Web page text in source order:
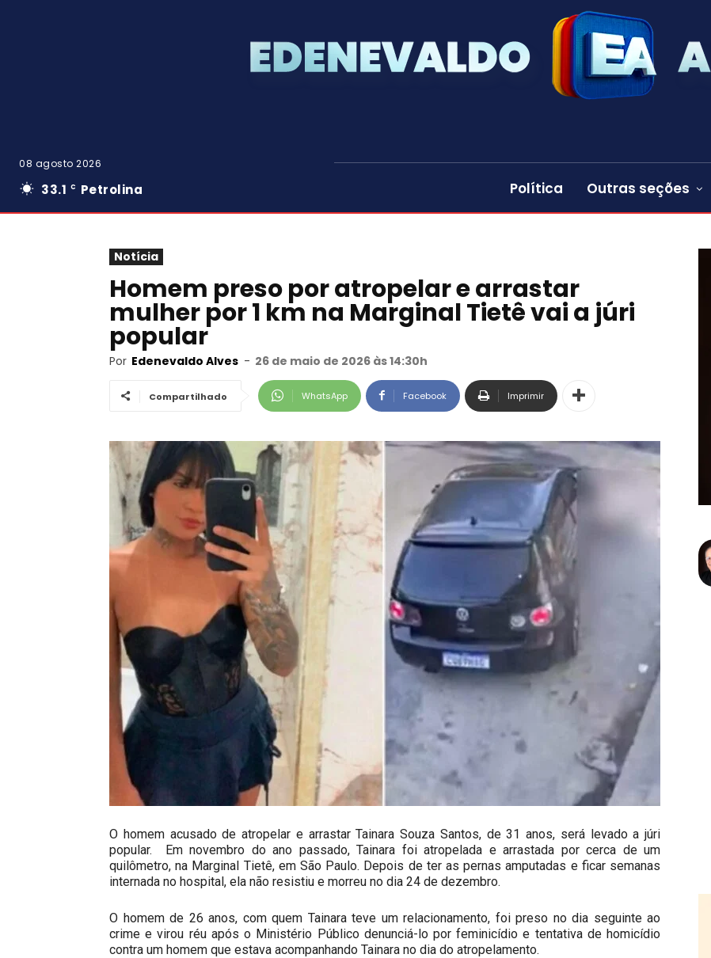
08 agosto 2026
33.1 C Petrolina Política Outras seções
Notícia
Homem preso por atropelar e arrastar
mulher por 1 km na Marginal Tietê vai a júri
popular
Por Edenevaldo Alves - 26 de maio de 2026 às 14:30h
Compartilhado WhatsApp Facebook Imprimir
O homem acusado de atropelar e arrastar Tainara Souza Santos, de 31 anos, será levado a júri
popular. Em novembro do ano passado, Tainara foi atropelada e arrastada por cerca de um
quilômetro, na Marginal Tietê, em São Paulo. Depois de ter as pernas amputadas e ficar semanas
internada no hospital, ela não resistiu e morreu no dia 24 de dezembro.
O homem de 26 anos, com quem Tainara teve um relacionamento, foi preso no dia seguinte ao
crime e virou réu após o Ministério Público denunciá-lo por feminicídio e tentativa de homicídio
contra um homem que estava acompanhando Tainara no dia do atropelamento.